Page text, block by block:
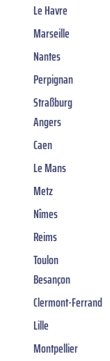
Le Havre
Marseille
Nantes
Perpignan
Straßburg
Angers
Caen
Le Mans
Metz
Nîmes
Reims
Toulon
Besançon
Clermont-Ferrand
Lille
Montpellier